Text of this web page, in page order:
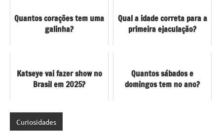
Quantos corações tem uma
galinha?
Qual a idade correta para a
primeira ejaculação?
Katseye vai fazer show no
Brasil em 2025?
Quantos sábados e
domingos tem no ano?
Curiosidades